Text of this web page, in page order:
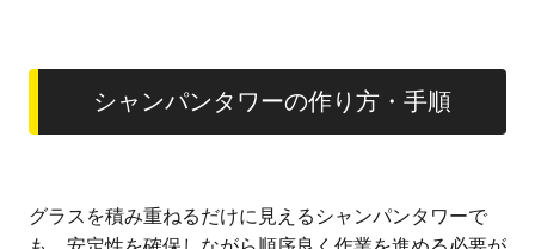
シャンパンタワーの作り方・手順
グラスを積み重ねるだけに見えるシャンパンタワーで